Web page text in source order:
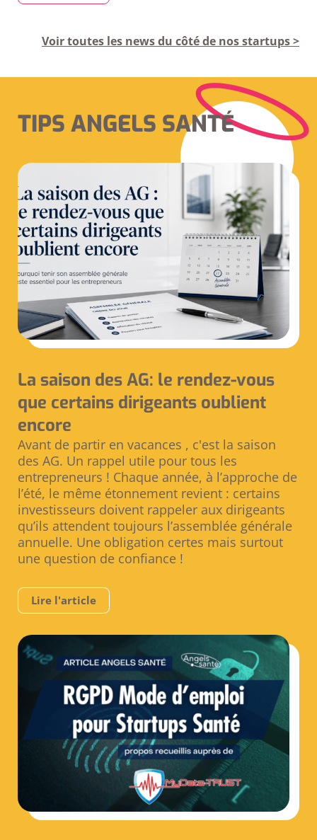
Voir toutes les news du côté de nos startups >
TIPS ANGELS SANTÉ
La saison des AG: le rendez-vous
que certains dirigeants oublient
encore
Avant de partir en vacances , c'est la saison
des AG. Un rappel utile pour tous les
entrepreneurs ! Chaque année, à l’approche de
l’été, le même étonnement revient : certains
investisseurs doivent rappeler aux dirigeants
qu’ils attendent toujours l’assemblée générale
annuelle. Une obligation certes mais surtout
une question de confiance !
Lire l'article